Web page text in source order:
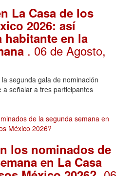
La Casa de los
2026: así
habitante en la
. 06 de Agosto,
segunda gala de nominación
a señalar a tres participantes
los nominados de
en La Casa